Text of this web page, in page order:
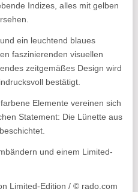
Indizes, alles mit gelben
ein leuchtend blaues
faszinierenden visuellen
zeitgemäßes Design wird
bestätigt.
Elemente vereinen sich
Statement: Die Lünette aus
Limited-Edition / © rado.com